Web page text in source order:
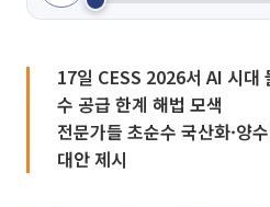
17일 CESS 2026서 AI 시
수 공급 한계 해법 모색
전문가들 초순수 국산화·양
대안 제시